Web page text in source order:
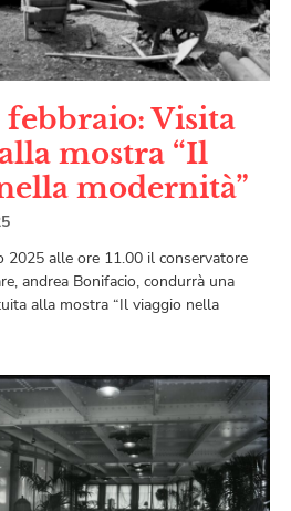
febbraio: Visita
mostra “Il
modernità”
2025 alle ore 11.00 il conservatore
andrea Bonifacio, condurrà una
alla mostra “Il viaggio nella